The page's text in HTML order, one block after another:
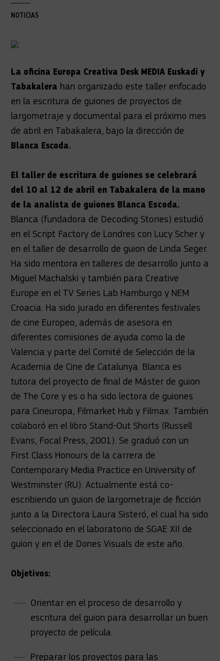
NOTICIAS
La oficina Europa Creativa Desk MEDIA Euskadi y
Tabakalera han organizado este taller enfocado
en la escritura de guiones de proyectos de
largometraje y documental para el próximo mes
de abril en Tabakalera, bajo la dirección de
Blanca Escoda.
El taller de escritura de guiones se celebrará
del 10 al 12 de abril en Tabakalera de la mano
de la analista de guiones Blanca Escoda.
Blanca (fundadora de Decoding Stories) estudió
en el Script Factory de Londres con Lucy Scher y
en el taller de desarrollo de guion de Linda Seger.
Ha sido mentora en talleres de desarrollo junto a
Miguel Machalski y también para Creative
Europe en el TV Series Lab Hamburgo y NEM
Croacia. Ha sido jurado en diferentes festivales
de cine Europeo, además de asesora en
diferentes comisiones de ayuda como la de
Valencia y parte del Comité de Selección de la
Academia de Cine de Catalunya. Blanca es
tutora del proyecto de final de Máster de guion
de The Core y es o ha sido lectora de guiones
para Cineuropa, Filmarket Hub y Filmax. También
colaboró en el libro Stand-Out Shorts (Russell
Evans, Focal Press, 2001). Se graduó con un
First Class Honours de la carrera de
Contemporary Media Practice en University of
Westminster (RU). Actualmente está co-
escribiendo un guion de largometraje de ficción
junto a la Directora Laura Sisteró, el cual ha sido
seleccionado en el laboratorio de SGAE XII de
guion y en el de Dones Visuals de este año.
Objetivos:
Orientar en el proceso de desarrollo y
escritura del guion para desarrollar un buen
proyecto de película.
Preparar los proyectos para las